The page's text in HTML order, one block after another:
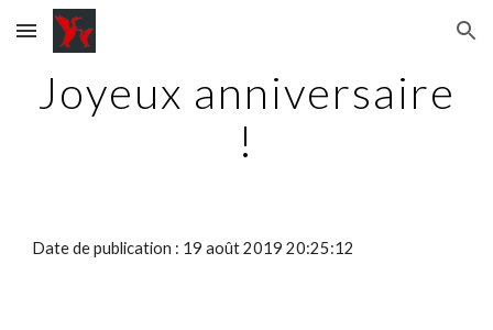
Skip to main content Skip to navigation
Joyeux anniversaire
!
Date de publication : 19 août 2019 20:25:12